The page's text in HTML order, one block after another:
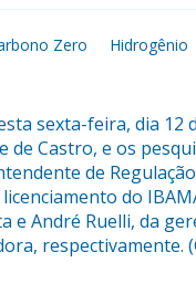
Zero Hidrogênio
sexta-feira, dia
de Castro, e os
de
do
e André Ruelli, da
respectivamente.